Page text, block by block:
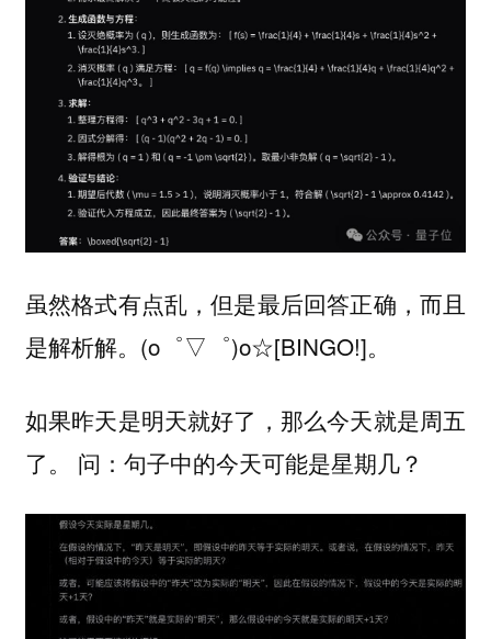
虽然格式有点乱，但是最后回答正确，而且
是解析解。(o゜▽゜)o☆[BINGO!]。
如果昨天是明天就好了，那么今天就是周五
了。 问：句子中的今天可能是星期几？